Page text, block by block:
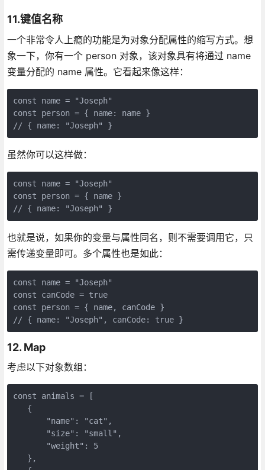
11.键值名称
一个非常令人上瘾的功能是为对象分配属性的缩写方式。想
象一下，你有一个 person 对象，该对象具有将通过 name
变量分配的 name 属性。它看起来像这样：
const name = "Joseph"
const person = { name: name }
// { name: "Joseph" }
虽然你可以这样做：
const name = "Joseph"
const person = { name }
// { name: "Joseph" }
也就是说，如果你的变量与属性同名，则不需要调用它，只
需传递变量即可。多个属性也是如此：
const name = "Joseph"
const canCode = true
const person = { name, canCode }
// { name: "Joseph", canCode: true }
12. Map
考虑以下对象数组：
const animals = [
   {
       "name": "cat",
       "size": "small",
       "weight": 5
   },